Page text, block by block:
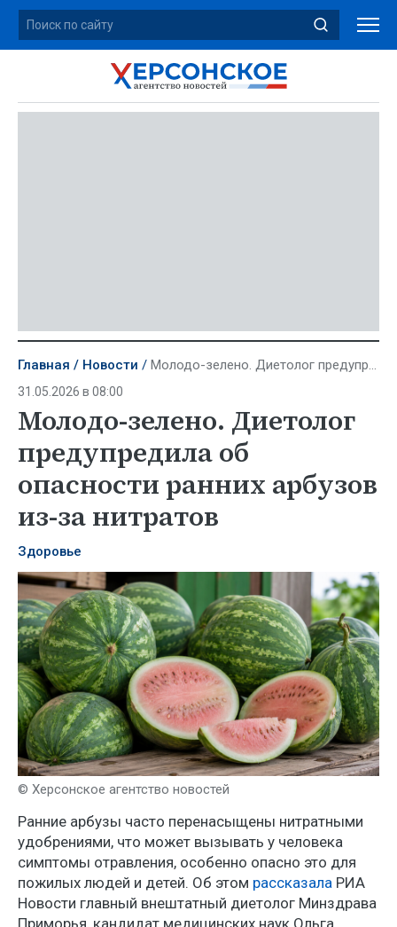
Главная Новости Молодо-зелено. Диетолог предупредила об опасности ранних арбузов из-за нитратов
31.05.2026 в 08:00
Молодо-зелено. Диетолог
предупредила об
опасности ранних арбузов
из-за нитратов
Здоровье
© Херсонское агентство новостей
Ранние арбузы часто перенасыщены нитратными
удобрениями, что может вызывать у человека
симптомы отравления, особенно опасно это для
пожилых людей и детей. Об этом рассказала РИА
Новости главный внештатный диетолог Минздрава
Приморья, кандидат медицинских наук Ольга